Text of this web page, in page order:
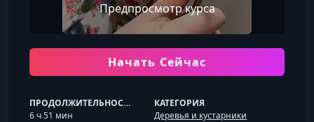
Предпросмотр курса
Начать Сейчас
ПРОДОЛЖИТЕЛЬНОСТЬ
6 ч 51 мин
КАТЕГОРИЯ
Деревья и кустарники